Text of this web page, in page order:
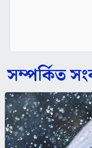
সম্পর্কিত